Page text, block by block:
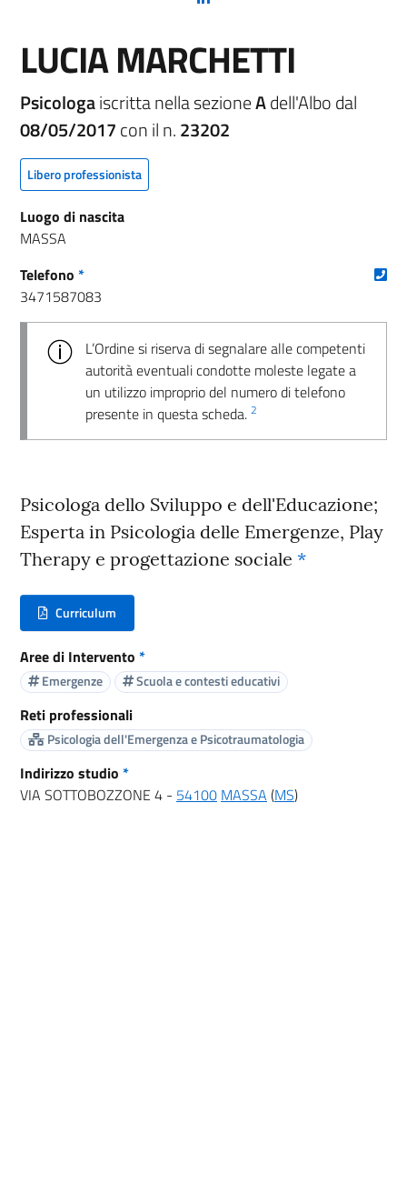
LUCIA MARCHETTI
Psicologaiscritta nella sezioneAdell'Albo dal
08/05/2017con il n.23202
Libero professionista
Luogo di nascita
MASSA
Telefono *
3471587083
L’Ordine si riserva di segnalare alle competenti
autorità eventuali condotte moleste legate a
un utilizzo improprio del numero di telefono
presente in questa scheda. 2
Psicologa dello Sviluppo e dell'Educazione;
Esperta in Psicologia delle Emergenze, Play
Therapy e progettazione sociale *
Curriculum
(nuova scheda - new tab)
Aree di Intervento *
Emergenze Scuola e contesti educativi
Reti professionali
Psicologia dell'Emergenza e Psicotraumatologia
Indirizzo studio *
VIA SOTTOBOZZONE 4 - 54100 MASSA (MS)